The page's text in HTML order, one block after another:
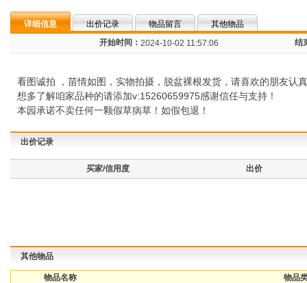
详细信息 出价记录 物品留言
其他物品
开始时间： 2024-10-02 11:57:06 结
看图诚拍 ，苗情如图，实物拍摄，脱盆裸根发货，请喜欢的朋友认
想多了解咱家品种的请添加v:15260659975感谢信任与支持！
本园承诺不卖任何一颗假草病草！如假包退！
出价记录
买家/信用度 出价
其他物品
物品名称 物品